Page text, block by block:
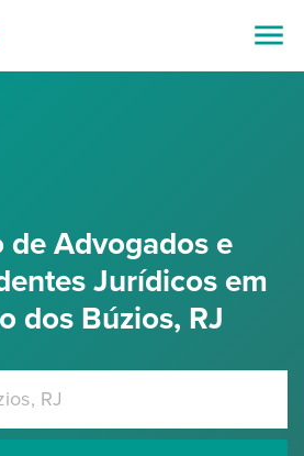
de Advogados e
Jurídicos em
dos Búzios, RJ